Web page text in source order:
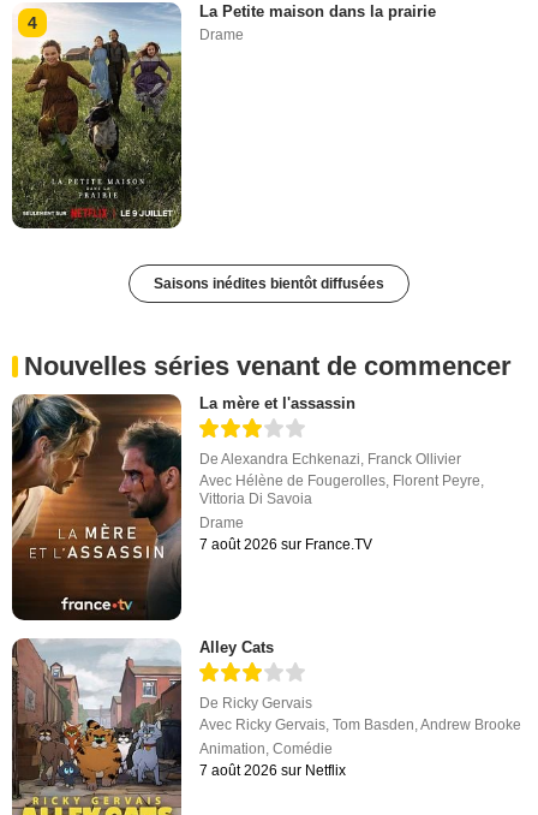
4
La Petite maison dans la prairie
Drame
Saisons inédites bientôt diffusées
Nouvelles séries venant de commencer
La mère et l'assassin
DeAlexandra Echkenazi, Franck Ollivier
Avec Hélène de Fougerolles, Florent Peyre,
Vittoria Di Savoia
Drame
7 août 2026 sur France.TV
Alley Cats
De Ricky Gervais
Avec Ricky Gervais,Tom Basden,Andrew Brooke
Animation,Comédie
7 août 2026 sur Netflix